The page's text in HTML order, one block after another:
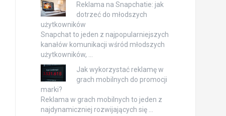
Reklama na Snapchatie: jak
dotrzeć do młodszych
użytkowników
Snapchat to jeden z najpopularniejszych
kanałów komunikacji wśród młodszych
użytkowników, …
Jak wykorzystać reklamę w
grach mobilnych do promocji
marki?
Reklama w grach mobilnych to jeden z
najdynamiczniej rozwijających się …